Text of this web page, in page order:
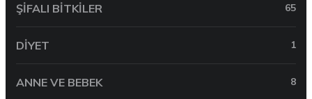
ŞIFALI BITKILER 65
DIYET 1
ANNE VE BEBEK 8